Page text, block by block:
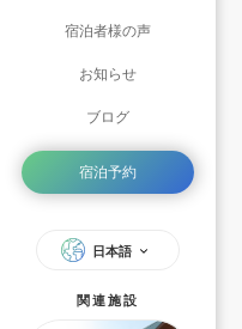
宿泊者様の声
お知らせ
ブログ
宿泊予約
日本語
関連施設